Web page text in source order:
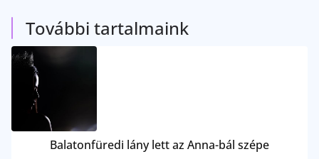
További tartalmaink
Balatonfüredi lány lett az Anna-bál szépe